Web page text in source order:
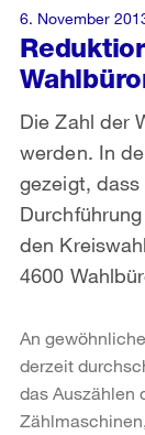
Die Zahl der
werden. In
gezeigt,
den
4600
6. November
An
derzeit
das Auszählen